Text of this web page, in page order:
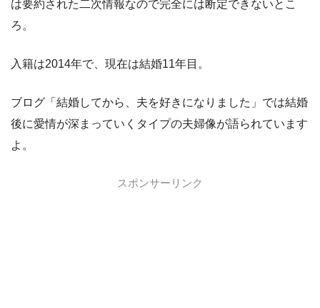
は要約された二次情報なので完全には断定できないとこ
ろ。
入籍は2014年で、現在は結婚11年目。
ブログ「結婚してから、夫を好きになりました」では結婚
後に愛情が深まっていくタイプの夫婦像が語られています
よ。
スポンサーリンク